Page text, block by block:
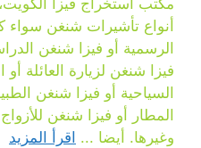
أنواع تأشيرات شنغن سواء
الرسمية أو فيزا شنغن
فيزا شنغن لزيارة العائلة
السياحية أو فيزا شنغن
المطار أو فيزا شنغن
وغيرها. أيضا ... اقرأ المزيد